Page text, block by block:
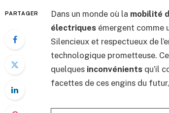
PARTAGER Dans un monde où la mobilité
électriques émergent comme
Silencieux et respectueux de
technologique prometteuse.
quelques inconvénients qu’il
facettes de ces engins du